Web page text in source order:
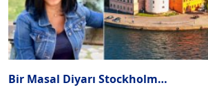
Bir Masal Diyarı Stockholm…